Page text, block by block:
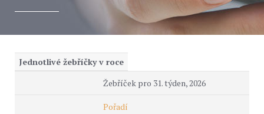
Jednotlivé žebříčky v roce
Žebříček pro 31. týden, 2026
Pořadí